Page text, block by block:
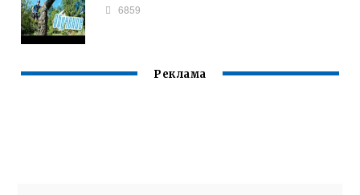
6859
Реклама